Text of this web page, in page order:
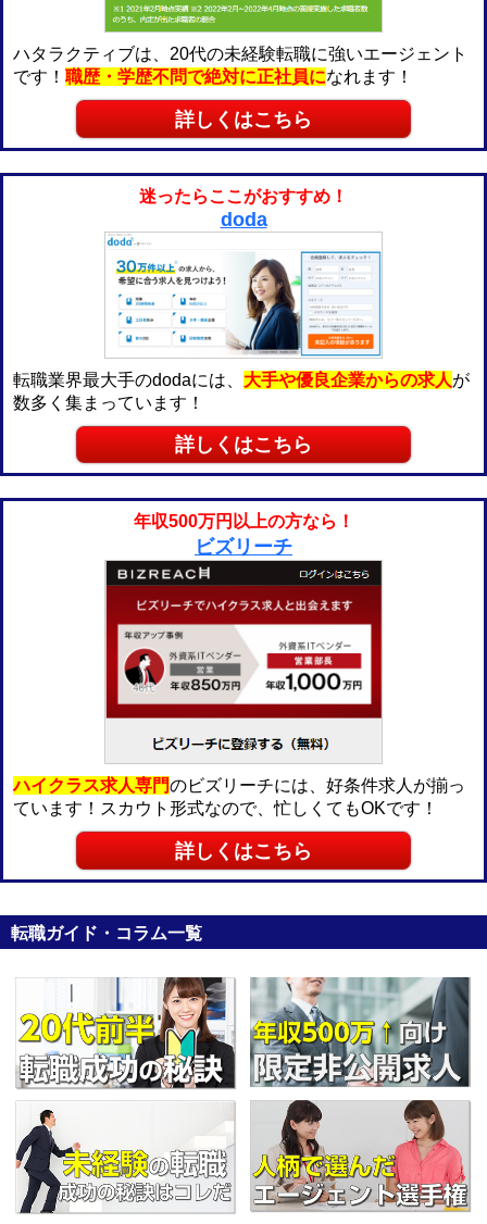
ハタラクティブは、20代の未経験転職に強いエージェント
です！ 職歴・学歴不問で絶対に正社員になれます！
詳しくはこちら
迷ったらここがおすすめ！
doda
転職業界最大手のdodaには、 大手や優良企業からの求人が
数多く集まっています！
詳しくはこちら
年収500万円以上の方なら！
ビズリーチ
ハイクラス求人専門のビズリーチには、好条件求人が揃っ
ています！スカウト形式なので、忙しくてもOKです！
詳しくはこちら
転職ガイド・コラム一覧